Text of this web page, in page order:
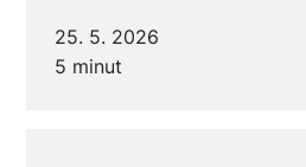
25. 5. 2026
5 minut